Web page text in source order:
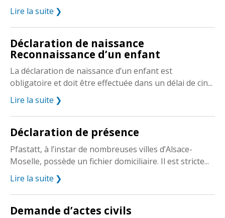
Lire la suite
Déclaration de naissance
Reconnaissance d’un enfant
La déclaration de naissance d’un enfant est
obligatoire et doit être effectuée dans un délai de cin...
Lire la suite
Déclaration de présence
Pfastatt, à l’instar de nombreuses villes d’Alsace-
Moselle, possède un fichier domiciliaire. Il est stricte...
Lire la suite
Demande d’actes civils